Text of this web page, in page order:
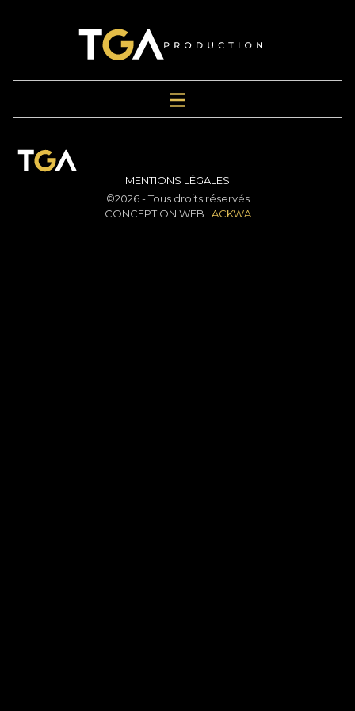
MENTIONS LÉGALES
©2026 - Tous droits réservés
CONCEPTION WEB : ACKWA